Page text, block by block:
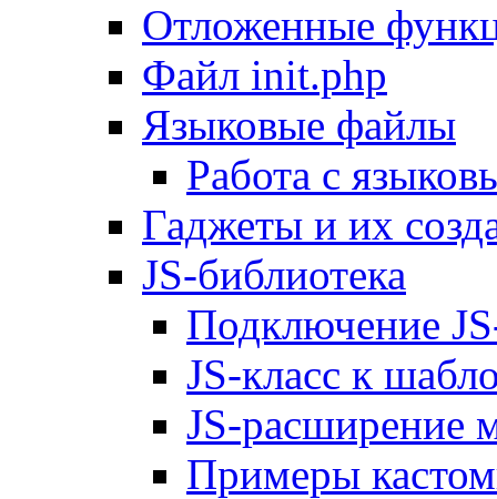
Отложенные
Файл init.php
Языковые файлы
Работа с
Гаджеты и их
JS-библиотека
Подключение
JS-класс к
JS-расширение
Примеры